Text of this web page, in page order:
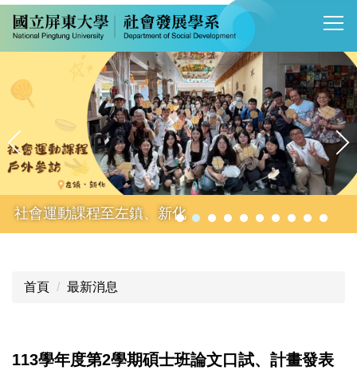
跳
到
主
內
社會運動課程至左鎮、新化
首頁 最新消息
113學年度第2學期碩士班論文口試、計畫發表